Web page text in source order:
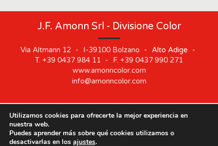
J.F. Amonn Srl - Divisione Color
Via Altmann 12 - I-39100 Bolzano - Alto Adige
-
T. +39 0437 984 11 - F. +39 0437 990 271
www.amonncolor.com
info@amonncolor.com
©2019 J.F. AMONN Srl . Part. IVA 01373880218 . Impressum
Cookie
Nuestras sedes permanecerán cerradas del 10 de
Utilizamos cookies para ofrecerte la mejor experiencia en
nuestra web.
Puedes aprender más sobre qué cookies utilizamos o
desactivarlas en los ajustes.